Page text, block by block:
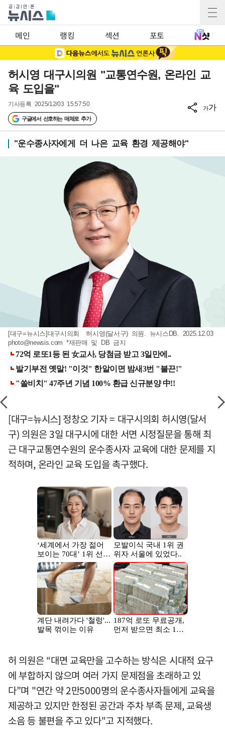
메인 랭킹 섹션 포토
허시영 대구시의원 "교통연수원, 온라인 교
육 도입을"
기사등록 2025/12/03 15:57:50
구글에서 선호하는 매체로 추가
가가
"운수종사자에게 더 나은 교육 환경 제공해야"
[대구=뉴시스]대구시의회 허시영(달서구) 의원. 뉴시스DB. 2025.12.03
photo@newsis.com *재판매 및 DB 금지
[대구=뉴시스] 정창오 기자 = 대구시의회 허시영(달서
구) 의원은 3일 대구시에 대한 서면 시정질문을 통해 최
근 대구교통연수원의 운수종사자 교육에 대한 문제를 지
적하며, 온라인 교육 도입을 촉구했다.
허 의원은 “대면 교육만을 고수하는 방식은 시대적 요구
에 부합하지 않으며 여러 가지 문제점을 초래하고 있
다”며 "연간 약 2만5000명의 운수종사자들에게 교육을
제공하고 있지만 한정된 공간과 주차 부족 문제, 교육생
소음 등 불편을 주고 있다"고 지적했다.